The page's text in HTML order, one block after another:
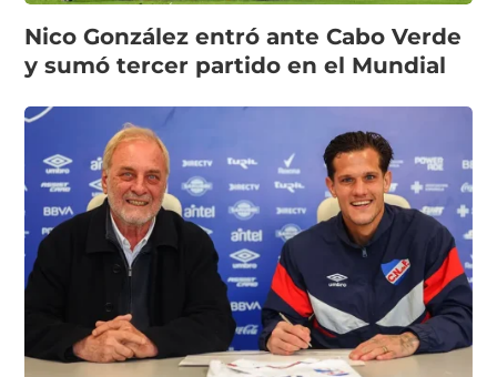
Nico González entró ante Cabo Verde
y sumó tercer partido en el Mundial